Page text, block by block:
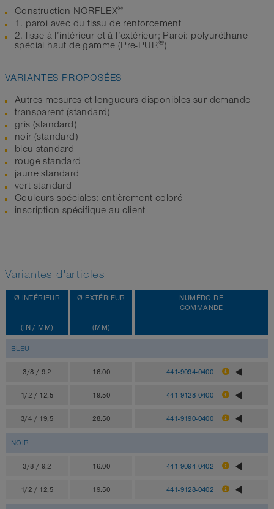
Construction NORFLEX®
1. paroi avec du tissu de renforcement
2. lisse à l’intérieur et à l’extérieur; Paroi: polyuréthane
spécial haut de gamme (Pre-PUR®)
VARIANTES PROPOSÉES
Autres mesures et longueurs disponibles sur demande
transparent (standard)
gris (standard)
noir (standard)
bleu standard
rouge standard
jaune standard
vert standard
Couleurs spéciales: entièrement coloré
inscription spécifique au client
Variantes d'articles
Ø INTÉRIEUR
(IN / MM)
Ø EXTÉRIEUR
(MM)
NUMÉRO DE
COMMANDE
BLEU
3/8 / 9,2 16.00 441-9094-0400
1/2 / 12,5 19.50 441-9128-0400
3/4 / 19,5 28.50 441-9190-0400
NOIR
3/8 / 9,2 16.00 441-9094-0402
1/2 / 12,5 19.50 441-9128-0402